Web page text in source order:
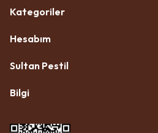
Kategoriler
Hesabım
Sultan Pestil
Bilgi